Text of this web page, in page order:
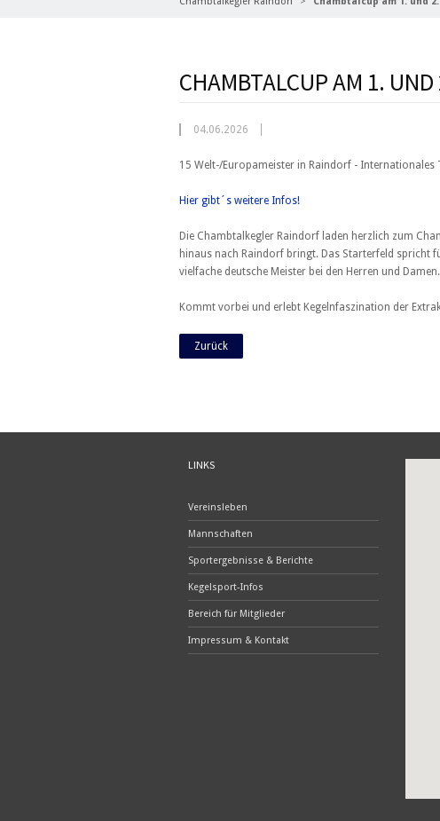
CHAMBTALCUP AM 1.
04.06.2026
15 Welt-/Europameister in Raindorf - Internationales
Hier gibt´s weitere Infos!
Die Chambtalkegler Raindorf laden herzlich zum
hinaus nach Raindorf bringt. Das Starterfeld spricht
vielfache deutsche Meister bei den Herren und Damen.
Kommt vorbei und erlebt Kegelnfaszination der
Zurück
LINKS
Vereinsleben
Mannschaften
Sportergebnisse & Berichte
Kegelsport-Infos
Bereich für Mitglieder
Impressum & Kontakt